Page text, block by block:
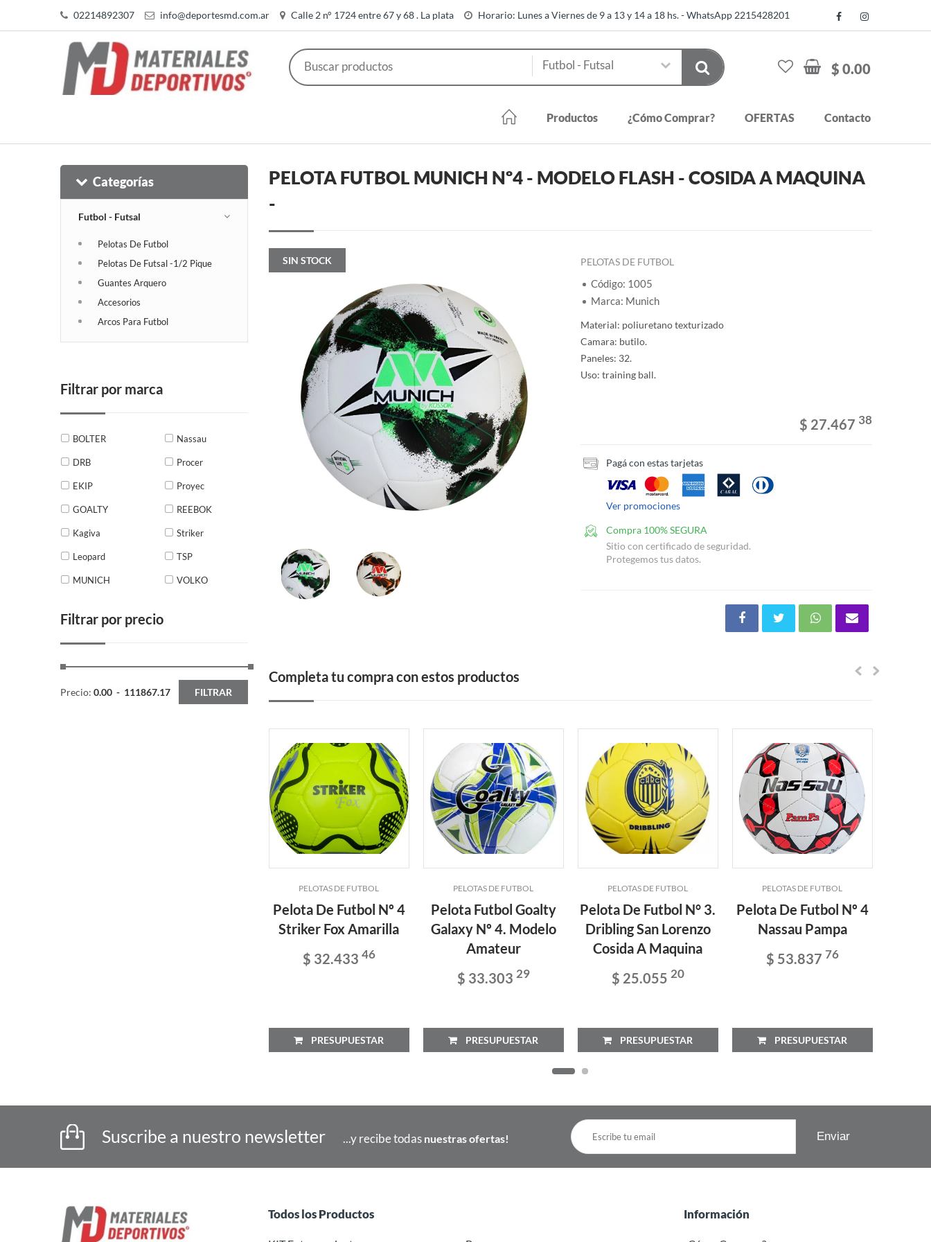
02214892307 info@deportesmd.com.ar Calle 2 n° 1724 entre 67 y 68 . La plata Horario: Lunes a Viernes de 9 a 13 y 14 a 18 hs. - WhatsApp 2215428201
$ 0.00
Productos ¿Cómo Comprar? OFERTAS Contacto
Categorías
Futbol - Futsal
Pelotas De Futbol
Pelotas De Futsal -1/2 Pique
Guantes Arquero
Accesorios
Arcos Para Futbol
Filtrar por marca
BOLTER
DRB
EKIP
GOALTY
Kagiva
Leopard
MUNICH
Nassau
Procer
Proyec
REEBOK
Striker
TSP
VOLKO
Filtrar por precio
Precio: 0.00 - 111867.17 FILTRAR
PELOTA FUTBOL MUNICH Nº4 - MODELO FLASH - COSIDA A MAQUINA
-
SIN STOCK PELOTAS DE FUTBOL
Código: 1005
Marca: Munich
Material: poliuretano texturizado
Camara: butilo.
Paneles: 32.
Uso: training ball.
$ 27.467 38
Pagá con estas tarjetas
Ver promociones
Compra 100% SEGURA
Sitio con certificado de seguridad.
Protegemos tus datos.
Completa tu compra con estos productos
PELOTAS DE FUTBOL
Pelota De Futbol Nº 4
Striker Fox Amarilla
$ 32.433 46
PRESUPUESTAR
PELOTAS DE FUTBOL
Pelota Futbol Goalty
Galaxy Nº 4. Modelo
Amateur
$ 33.303 29
PRESUPUESTAR
PELOTAS DE FUTBOL
Pelota De Futbol N° 3.
Dribling San Lorenzo
Cosida A Maquina
$ 25.055 20
PRESUPUESTAR
PELOTAS DE FUTBOL
Pelota De Futbol Nº 4
Nassau Pampa
$ 53.837 76
PRESUPUESTAR
Suscribe a nuestro newsletter ...y recibe todas nuestras ofertas!
Todos los Productos Información